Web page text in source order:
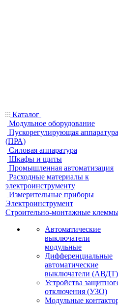
Каталог
Модульное оборудование
Пускорегулирующая аппаратура
(ПРА)
Силовая аппаратура
Шкафы и щиты
Промышленная автоматизация
Расходные материалы к
электроинструменту
Измерительные приборы
Электроинструмент
Строительно-монтажные
Автоматические
выключатели
модульные
Дифференциальные
автоматические
выключатели (АВДТ)
Устройства
отключения (УЗО)
Модульные